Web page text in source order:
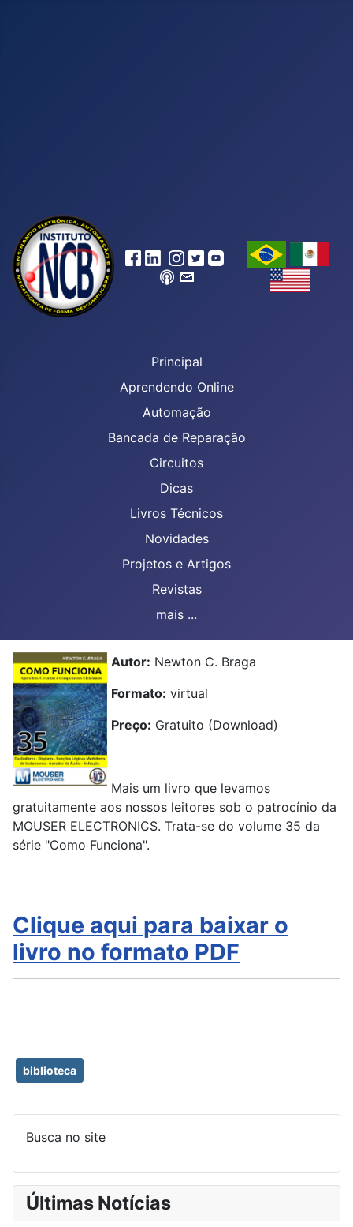
Principal
Aprendendo Online
Automação
Bancada de Reparação
Circuitos
Dicas
Livros Técnicos
Novidades
Projetos e Artigos
Revistas
mais ...
Autor: Newton C. Braga
Formato: virtual
Preço: Gratuito (Download)
Mais um livro que levamos
gratuitamente aos nossos leitores sob o patrocínio da
MOUSER ELECTRONICS. Trata-se do volume 35 da
série "Como Funciona".
Clique aqui para baixar o
livro no formato PDF
biblioteca
Busca no site
Últimas Notícias